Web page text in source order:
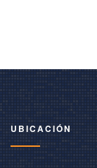
UBICACIÓN